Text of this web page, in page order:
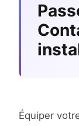
Équiper